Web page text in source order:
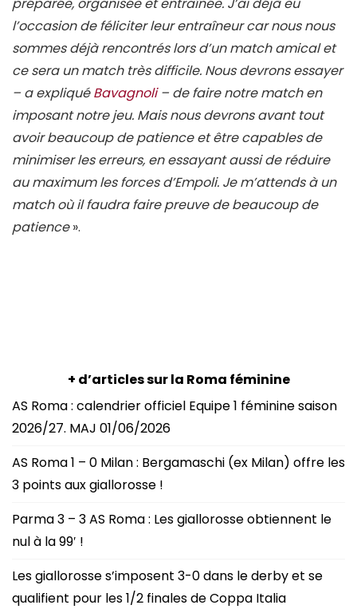
l’occasion de féliciter leur entraîneur car nous nous
sommes déjà rencontrés lors d’un match amical et
ce sera un match très difficile. Nous devrons essayer
– a expliquéBavagnoli– de faire notre match en
imposant notre jeu. Mais nous devrons avant tout
avoir beaucoup de patience et être capables de
minimiser les erreurs, en essayant aussi de réduire
au maximum les forces d’Empoli. Je m’attends à un
match où il faudra faire preuve de beaucoup de
patience».
+ d’articles sur la Roma féminine
AS Roma : calendrier officiel Equipe 1 féminine saison
2026/27. MAJ 01/06/2026
AS Roma 1 – 0 Milan : Bergamaschi (ex Milan) offre les
3 points aux giallorosse !
Parma 3 – 3 AS Roma : Les giallorosse obtiennent le
nul à la 99′ !
Les giallorosse s’imposent 3-0 dans le derby et se
qualifient pour les 1/2 finales de Coppa Italia